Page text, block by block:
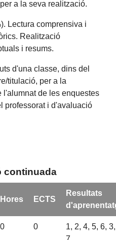
a la seva realització.
Lectura comprensiva i
Realització
i resums.
d'una classe, dins del
titulació, per a la
l'alumnat de les enquestes
professorat i d'avaluació
continuada
Hores ECTS
Resultats
0 0
1, 2, 4, 5, 6,